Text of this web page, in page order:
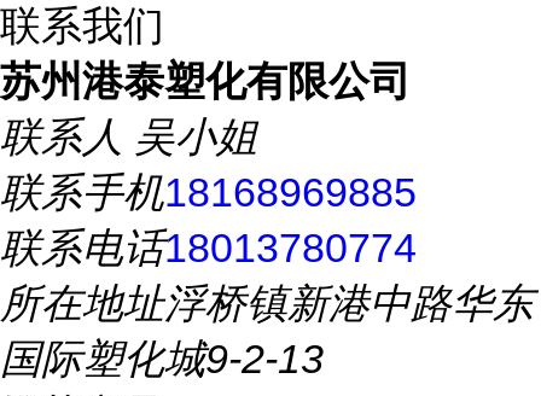
联系我们
苏州港泰塑化有限公司
联系人 吴小姐
联系手机18168969885
联系电话18013780774
所在地址浮桥镇新港中路华东
国际塑化城9-2-13